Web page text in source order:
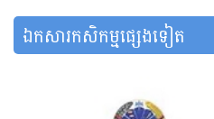
ឯកសារកសិកម្មផ្សេងទៀត